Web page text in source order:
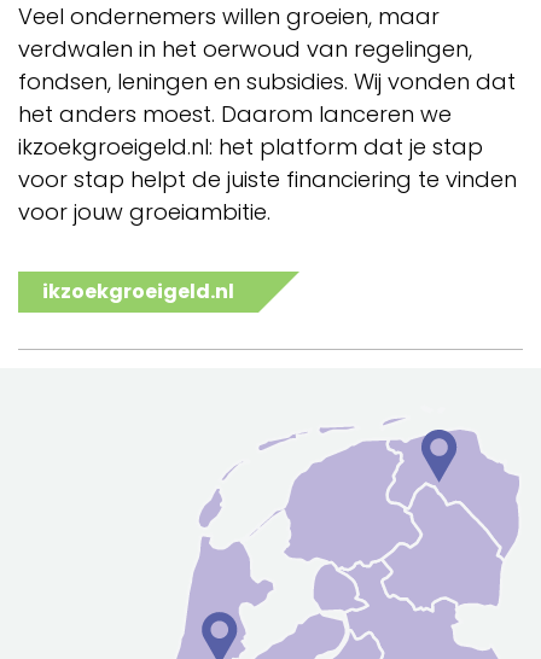
Veel ondernemers willen groeien, maar
verdwalen in het oerwoud van regelingen,
fondsen, leningen en subsidies. Wij vonden dat
het anders moest. Daarom lanceren we
ikzoekgroeigeld.nl: het platform dat je stap
voor stap helpt de juiste financiering te vinden
voor jouw groeiambitie.
ikzoekgroeigeld.nl